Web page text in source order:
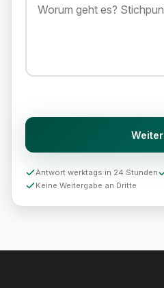
Weiter
Antwort werktags in 24 Stunden
Keine Weitergabe an Dritte